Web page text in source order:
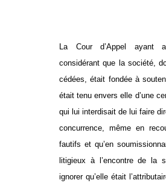
La Cour d’Appel ayant
considérant que la société,
cédées, était fondée à
était tenu envers elle d’une
qui lui interdisait de lui faire
concurrence, même en
fautifs et qu’en
litigieux à l’encontre de la
ignorer qu’elle était